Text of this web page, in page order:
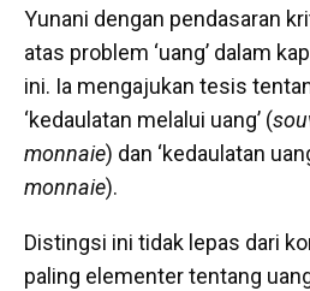
Yunani dengan pendasaran
atas problem ‘uang’ dalam
ini. Ia mengajukan tesis
‘kedaulatan melalui uang’ (
monnaie) dan ‘kedaulatan
monnaie).
Distingsi ini tidak lepas dari
paling elementer tentang